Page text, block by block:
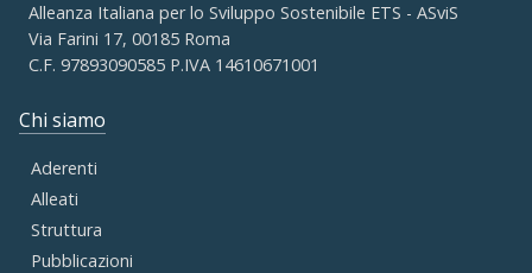
Alleanza Italiana per lo Sviluppo Sostenibile ETS - ASviS
Via Farini 17, 00185 Roma
C.F. 97893090585 P.IVA 14610671001
Chi siamo
Aderenti
Alleati
Struttura
Pubblicazioni